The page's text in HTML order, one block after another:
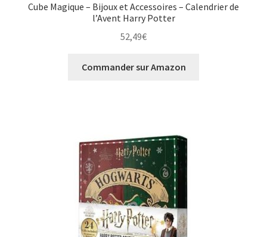
Cube Magique – Bijoux et Accessoires – Calendrier de
l’Avent Harry Potter
52,49€
Commander sur Amazon